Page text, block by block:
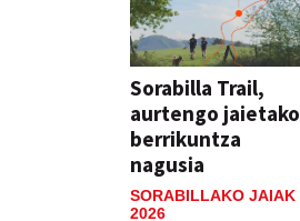
Sorabilla Trail,
aurtengo jaietako
berrikuntza
nagusia
SORABILLAKO JAIAK
2026